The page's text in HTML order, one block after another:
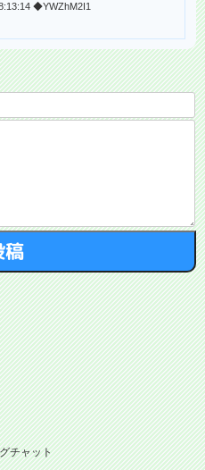
◆YWZhM2I1
チャット